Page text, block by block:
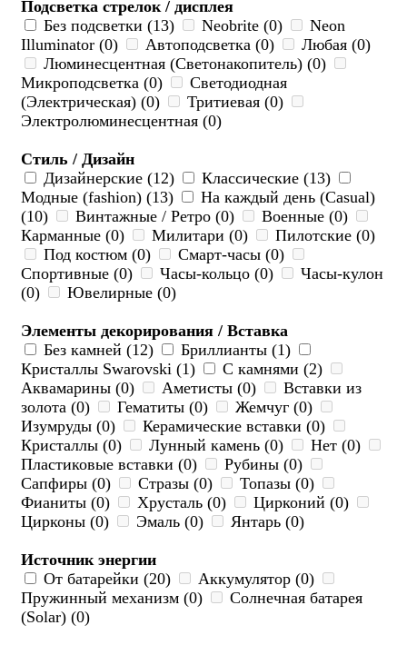
Подсветка стрелок / дисплея
Без подсветки (13)
Neobrite (0)
Neon
Illuminator (0)
Автоподсветка (0)
Любая (0)
Люминесцентная (Светонакопитель) (0)
Микроподсветка (0)
Светодиодная
(Электрическая) (0)
Тритиевая (0)
Электролюминесцентная (0)
Стиль / Дизайн
Дизайнерские (12)
Классические (13)
Модные (fashion) (13)
На каждый день (Casual)
(10)
Винтажные / Ретро (0)
Военные (0)
Карманные (0)
Милитари (0)
Пилотские (0)
Под костюм (0)
Смарт-часы (0)
Спортивные (0)
Часы-кольцо (0)
Часы-кулон
(0)
Ювелирные (0)
Элементы декорирования / Вставка
Без камней (12)
Бриллианты (1)
Кристаллы Swarovski (1)
С камнями (2)
Аквамарины (0)
Аметисты (0)
Вставки из
золота (0)
Гематиты (0)
Жемчуг (0)
Изумруды (0)
Керамические вставки (0)
Кристаллы (0)
Лунный камень (0)
Нет (0)
Пластиковые вставки (0)
Рубины (0)
Сапфиры (0)
Стразы (0)
Топазы (0)
Фианиты (0)
Хрусталь (0)
Цирконий (0)
Цирконы (0)
Эмаль (0) Янтарь (0)
Источник энергии
От батарейки (20)
Аккумулятор (0)
Пружинный механизм (0)
Солнечная батарея
(Solar) (0)